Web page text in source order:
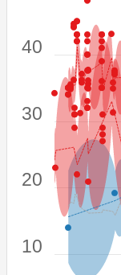
10
20
30
40